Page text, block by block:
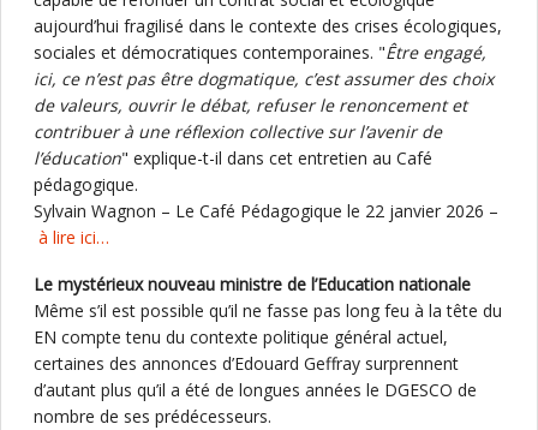
aujourd’hui fragilisé dans le contexte des crises écologiques,
sociales et démocratiques contemporaines. "Être engagé,
ici, ce n’est pas être dogmatique, c’est assumer des choix
de valeurs, ouvrir le débat, refuser le renoncement et
contribuer à une réflexion collective sur l’avenir de
l’éducation" explique-t-il dans cet entretien au Café
pédagogique.
Sylvain Wagnon – Le Café Pédagogique le 22 janvier 2026 –
à lire ici…
Le mystérieux nouveau ministre de l’Education nationale
Même s’il est possible qu’il ne fasse pas long feu à la tête du
EN compte tenu du contexte politique général actuel,
certaines des annonces d’Edouard Geffray surprennent
d’autant plus qu’il a été de longues années le DGESCO de
nombre de ses prédécesseurs.